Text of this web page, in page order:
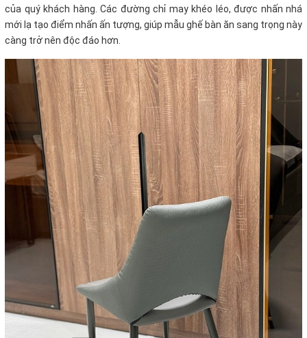
của quý khách hàng. Các đường chỉ may khéo léo, được nhấn nhá
mới lạ tạo điểm nhấn ấn tượng, giúp mẫu ghế bàn ăn sang trọng này
càng trở nên độc đáo hơn.